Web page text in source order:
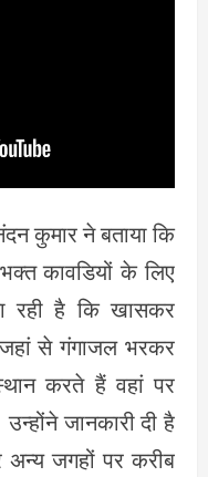
कुमार ने बताया कि
कावडियों के लिए
रही है कि खासकर
जहां से गंगाजल भरकर
करते हैं वहां पर
जानकारी दी है
अन्य जगहों पर करीब